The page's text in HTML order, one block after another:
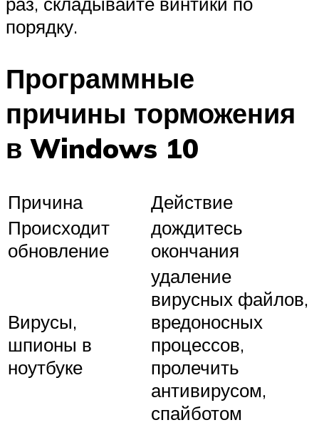
порядку.
Программные
причины торможения
в Windows 10
Причина
Действие
Происходит
обновление
дождитесь
окончания
Вирусы,
шпионы в
ноутбуке
удаление
вирусных файлов,
вредоносных
процессов,
пролечить
антивирусом,
спайботом